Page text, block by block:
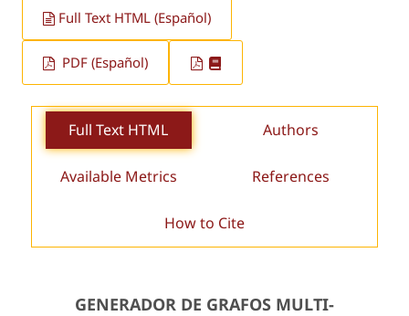
Full Text HTML (Español)
PDF (Español)
Full Text HTML Authors
Available Metrics References
How to Cite
GENERADOR DE GRAFOS MULTI-